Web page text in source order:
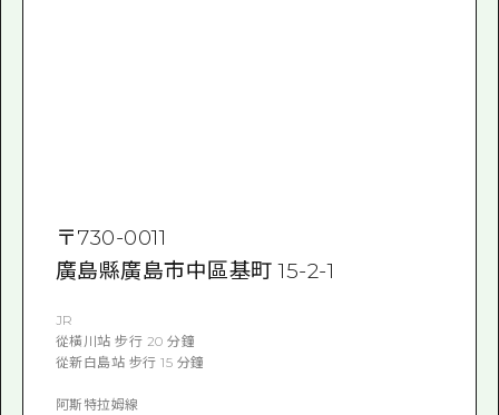
〒730-0011
廣島縣廣島市中區基町 15-2-1
JR
從橫川站 步行 20 分鐘
從新白島站 步行 15 分鐘
阿斯特拉姆線